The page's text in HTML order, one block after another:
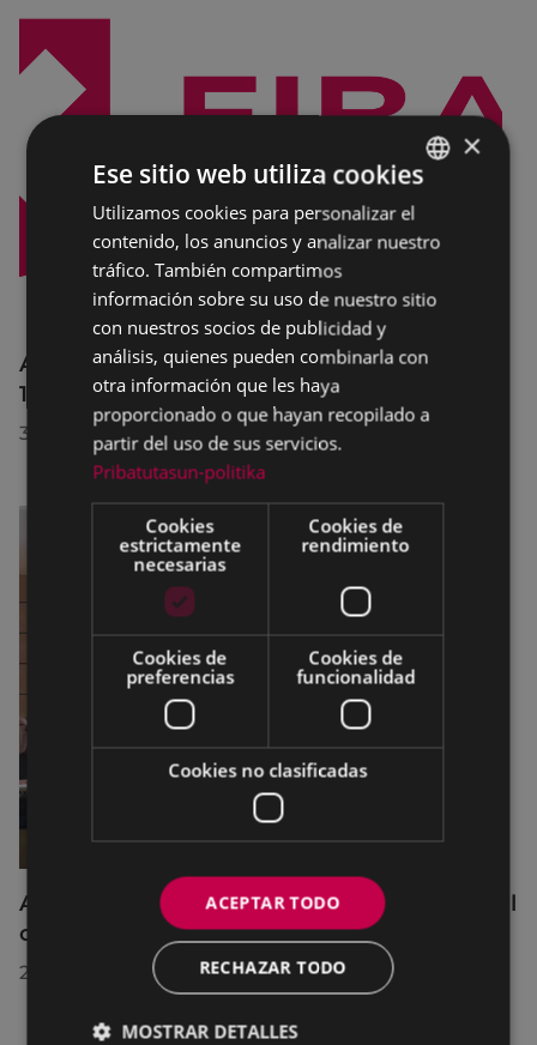
Afecciones al tráfico en la calle Egogain del
10 al 23 de agosto, por motivo de obras
30/07/2026
Acuerdos adoptados por el Pleno Municipal
celebrado el 27 de julio de 2026
28/07/2026
BASQUE
SPANISH
×
Ese sitio web utiliza cookies
Utilizamos cookies para personalizar el
contenido, los anuncios y analizar nuestro
tráfico. También compartimos
información sobre su uso de nuestro sitio
con nuestros socios de publicidad y
análisis, quienes pueden combinarla con
otra información que les haya
proporcionado o que hayan recopilado a
partir del uso de sus servicios.
Pribatutasun-politika
Cookies
estrictamente
necesarias
Cookies de
rendimiento
Cookies de
preferencias
Cookies de
funcionalidad
Cookies no clasificadas
ACEPTAR TODO
RECHAZAR TODO
MOSTRAR DETALLES